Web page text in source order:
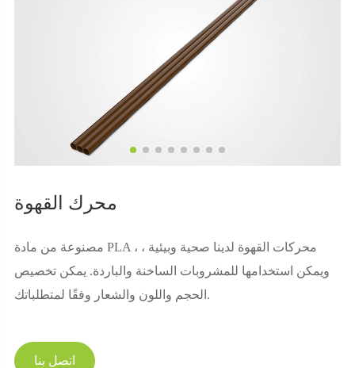
محرك القهوة
مصنوعة من مادة PLA ، محركات القهوة لدينا صحية وبيئية ،
ويمكن استخدامها للمشروبات الساخنة والباردة. يمكن تخصيص
الحجم واللون والشعار وفقًا لمتطلباتك.
اتصل بنا